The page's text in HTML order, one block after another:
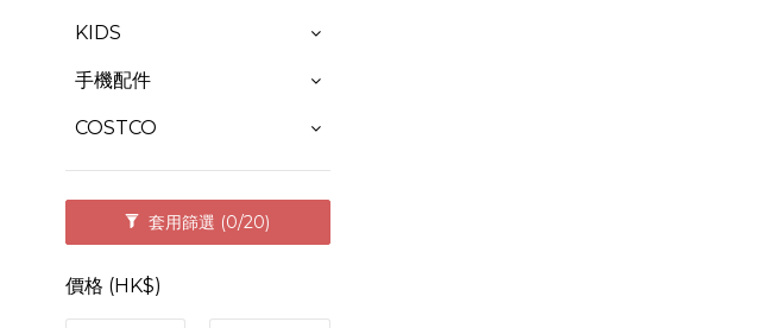
KIDS
手機配件
COSTCO
套用篩選 (0/20)
價格 (HK$)